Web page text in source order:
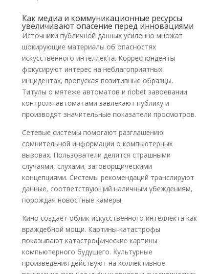
Как медиа и коммуникационные ресурсы
увеличивают опасение перед инновациями
Источники публичной данных усиленно множат
шокирующие материалы об опасностях
искусственного интеллекта. Корреспонденты
фокусируют интерес на неблагоприятных
инцидентах, пропуская позитивные образцы.
Титулы о мятеже автоматов и riobet завоевании
контроля автоматами завлекают публику и
производят значительные показатели просмотров.
Сетевые системы помогают разглашению
сомнительной информации о компьютерных
вызовах. Пользователи делятся страшными
случаями, слухами, заговорщическими
концепциями. Системы рекомендаций транслируют
данные, соответствующий наличным убеждениям,
порождая новостные камеры.
Кино создаёт облик искусственного интеллекта как
враждебной мощи. Картины-катастрофы
показывают катастрофические картины
компьютерного будущего. Культурные
произведения действуют на коллективное